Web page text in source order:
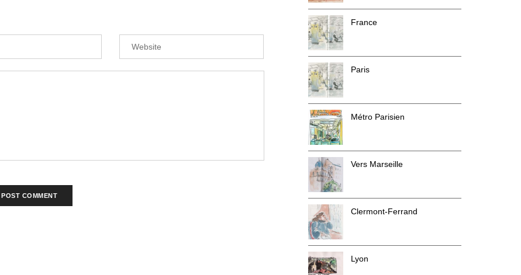
France
Paris
Métro Parisien
Vers Marseille
Clermont-Ferrand
Lyon